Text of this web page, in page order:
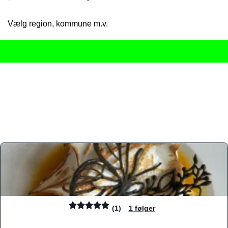
Vælg region, kommune m.v.
(1) 1 følger